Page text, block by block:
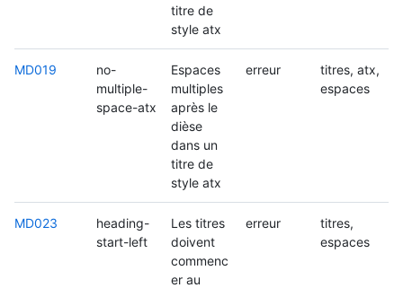
titre de
style atx
MD019
no-
multiple-
space-atx
Espaces
multiples
après le
dièse
dans un
titre de
style atx
erreur
titres, atx,
espaces
MD023
heading-
start-left
Les titres
doivent
commenc
er au
erreur
titres,
espaces